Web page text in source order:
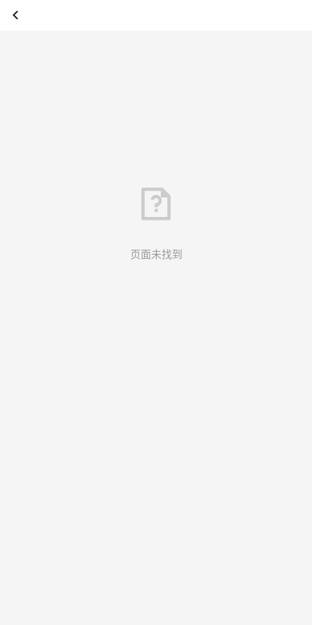
页面未找到